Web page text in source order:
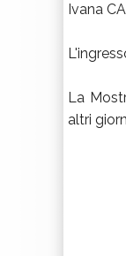
Ivana
La
altri